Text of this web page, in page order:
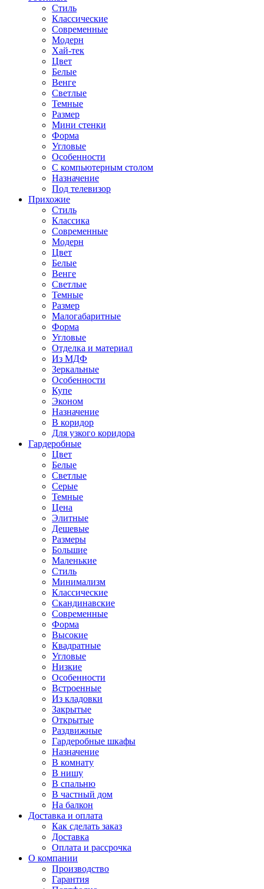
Стиль
Классические
Современные
Модерн
Хай-тек
Цвет
Белые
Венге
Светлые
Темные
Размер
Мини стенки
Форма
Угловые
Особенности
С компьютерным столом
Назначение
Под телевизор
Прихожие
Стиль
Классика
Современные
Модерн
Цвет
Белые
Венге
Светлые
Темные
Размер
Малогабаритные
Форма
Угловые
Отделка и материал
Из МДФ
Зеркальные
Особенности
Купе
Эконом
Назначение
В коридор
Для узкого коридора
Гардеробные
Цвет
Белые
Светлые
Серые
Темные
Цена
Элитные
Дешевые
Размеры
Большие
Маленькие
Стиль
Минимализм
Классические
Скандинавские
Современные
Форма
Высокие
Квадратные
Угловые
Низкие
Особенности
Встроенные
Из кладовки
Закрытые
Открытые
Раздвижные
Гардеробные шкафы
Назначение
В комнату
В нишу
В спальню
В частный дом
На балкон
Доставка и оплата
Как сделать заказ
Доставка
Оплата и рассрочка
О компании
Производство
Гарантия